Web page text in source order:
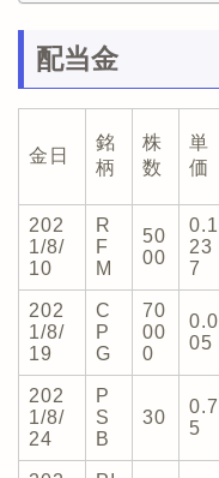
配当金
金日
銘
柄
株
数
単
価
202
1/8/
10
R
F
M
50
00
0.1
23
7
202
1/8/
19
C
P
G
70
00
0
0.0
05
202
1/8/
24
P
S
B
30
0.7
5